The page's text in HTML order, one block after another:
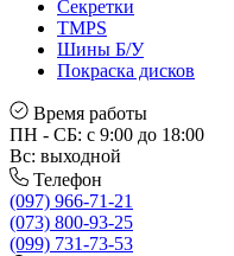
Секретки
TMPS
Шины Б/У
Покраска дисков
Время работы
ПН - СБ: с 9:00 до 18:00
Вс: выходной
Телефон
(097) 966-71-21
(073) 800-93-25
(099) 731-73-53